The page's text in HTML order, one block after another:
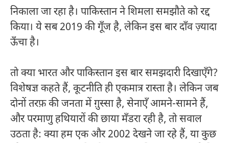
निकाला जा रहा है। पाकिस्तान ने शिमला समझौते को रद्द
किया। ये सब 2019 की गूँज है, लेकिन इस बार दाँव ज़्यादा
ऊँचा है।
तो क्या भारत और पाकिस्तान इस बार समझदारी दिखाएँगे?
विशेषज्ञ कहते हैं, कूटनीति ही एकमात्र रास्ता है। लेकिन जब
दोनों तरफ़ की जनता में ग़ुस्सा है, सेनाएँ आमने-सामने हैं,
और परमाणु हथियारों की छाया मँडरा रही है, तो सवाल
उठता है: क्या हम एक और 2002 देखने जा रहे हैं, या कुछ